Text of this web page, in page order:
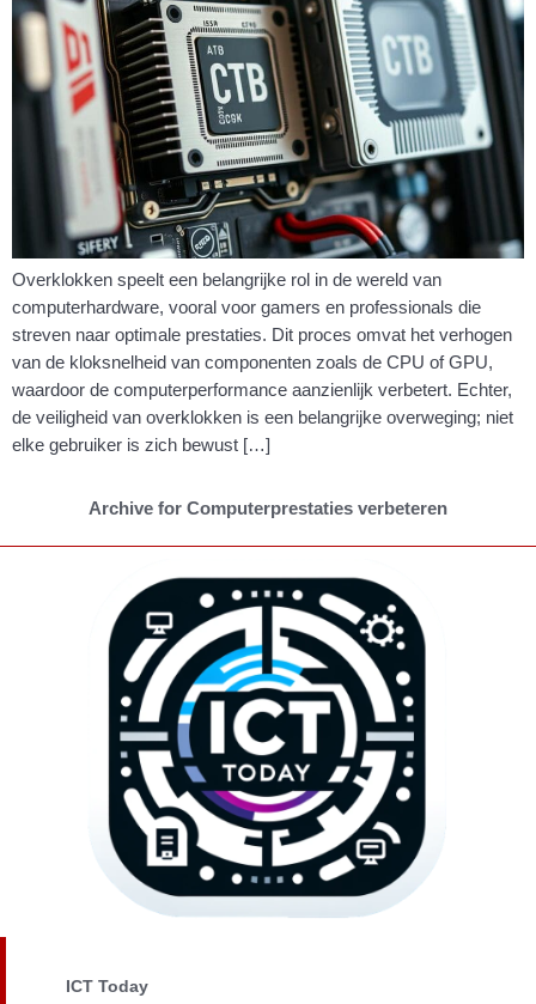
Overklokken speelt een belangrijke rol in de wereld van
computerhardware, vooral voor gamers en professionals die
streven naar optimale prestaties. Dit proces omvat het verhogen
van de kloksnelheid van componenten zoals de CPU of GPU,
waardoor de computerperformance aanzienlijk verbetert. Echter,
de veiligheid van overklokken is een belangrijke overweging; niet
elke gebruiker is zich bewust […]
Archive for Computerprestaties verbeteren
ICT Today